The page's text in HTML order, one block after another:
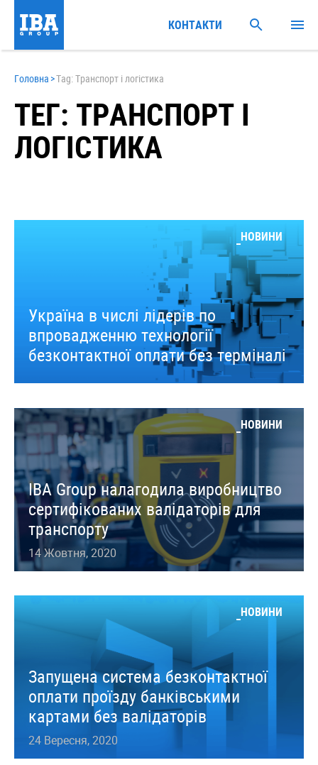
Головна >Tag: Транспорт і логістика
ТЕГ: ТРАНСПОРТ І
ЛОГІСТИКА
НОВИНИ
Україна в числі лідерів по
впровадженню технології
безконтактної оплати без терміналі
НОВИНИ
IBA Group налагодила виробництво
сертифікованих валідаторів для
транспорту
14 Жовтня, 2020
НОВИНИ
Запущена система безконтактної
оплати проїзду банківськими
картами без валідаторів
24 Вересня, 2020
КОНТАКТИ